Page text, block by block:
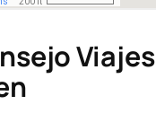
Viajes